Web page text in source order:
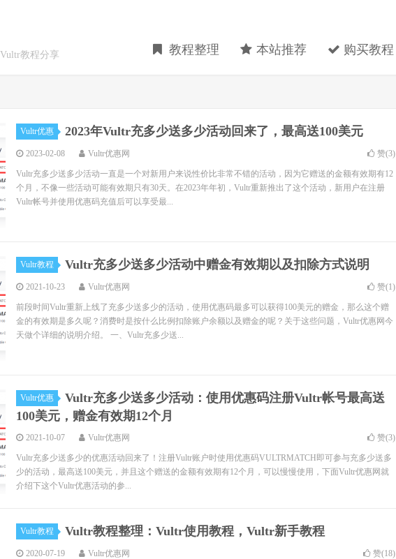
教程分享
教程整理 本站推荐 购买教程
Vultr优惠 2023年Vultr充多少送多少活动回来了，最高送100美元
2023-02-08 Vultr优惠网 赞(3)
Vultr充多少送多少活动一直是一个对新用户来说性价比非常不错的活动，因为它赠送的金额有效期有12
个月，不像一些活动可能有效期只有30天。在2023年年初，Vultr重新推出了这个活动，新用户在注册
Vultr帐号并使用优惠码充值后可以享受最...
Vultr教程 Vultr充多少送多少活动中赠金有效期以及扣除方式说明
2021-10-23 Vultr优惠网 赞(1)
前段时间Vultr重新上线了充多少送多少的活动，使用优惠码最多可以获得100美元的赠金，那么这个赠
金的有效期是多久呢？消费时是按什么比例扣除账户余额以及赠金的呢？关于这些问题，Vultr优惠网今
天做个详细的说明介绍。 一、Vultr充多少送...
Vultr优惠
Vultr充多少送多少活动：使用优惠码注册Vultr帐号最高送
100美元，赠金有效期12个月
2021-10-07 Vultr优惠网 赞(3)
Vultr充多少送多少的优惠活动回来了！注册Vultr账户时使用优惠码VULTRMATCH即可参与充多少送多
少的活动，最高送100美元，并且这个赠送的金额有效期有12个月，可以慢慢使用，下面Vultr优惠网就
介绍下这个Vultr优惠活动的参...
Vultr教程 Vultr教程整理：Vultr使用教程，Vultr新手教程
2020-07-19 Vultr优惠网 赞(18)